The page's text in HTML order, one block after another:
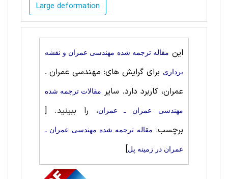
Large deformation
این مقاله ترجمه شده مهندسی عمران و نقشه
برداری برای گرایش های: مهندسی عمران ـ
عمران، کاربرد دارد. سایر مقالات ترجمه شده
مهندسی عمران ـ عمران، را ببینید. [
برچسب: مقاله ترجمه شده مهندسی عمران ـ
عمران در زمینه پل]